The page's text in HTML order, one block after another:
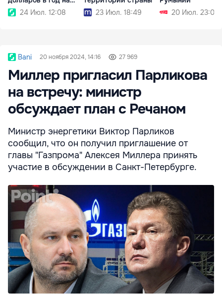
человека
24 Июл. 12:08
23 Июл. 18:49
20 Июл. 23:06
Bani 20 ноября 2024, 14:16 27 969
Миллер пригласил Парликова
на встречу: министр
обсуждает план с Речаном
Министр энергетики Виктор Парликов
сообщил, что он получил приглашение от
главы "Газпрома" Алексея Миллера принять
участие в обсуждении в Санкт-Петербурге.